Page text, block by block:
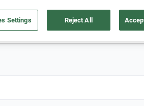
tu auto Nosotros
Settings Reject All